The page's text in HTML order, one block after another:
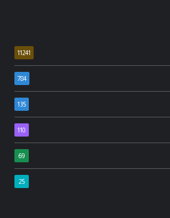
11241
784
135
110
69
25